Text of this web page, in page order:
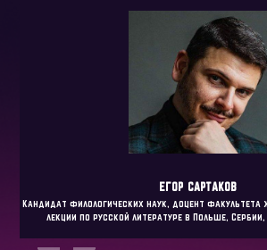
ЕГОР САРТАКОВ
Кандидат филологических наук, доцент факультета
лекции по русской литературе в Польше,